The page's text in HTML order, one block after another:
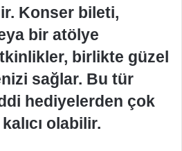
Konser bileti,
bir atölye
birlikte güzel
sağlar. Bu tür
hediyelerden çok
olabilir.